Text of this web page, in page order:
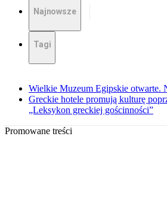
Najnowsze
Tagi
Wielkie Muzeum Egipskie otwarte.
Greckie hotele promują kulturę
„Leksykon greckiej gościnności”
Promowane treści